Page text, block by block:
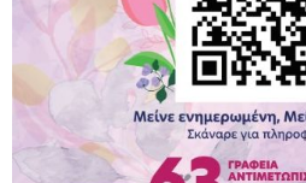
Παραμένουμε